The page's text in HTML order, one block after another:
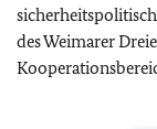
des Weimarer